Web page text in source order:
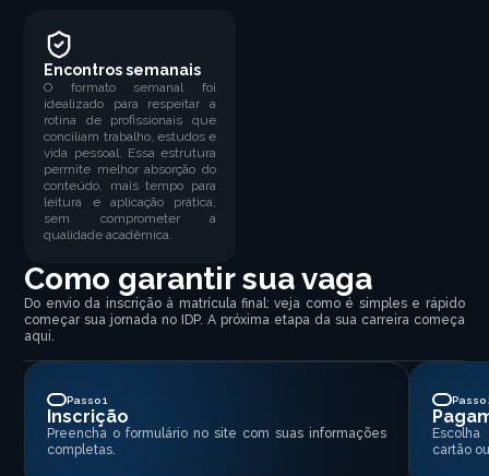
Encontros semanais
O formato semanal foi
idealizado para respeitar a
rotina de profissionais que
conciliam trabalho, estudos e
vida pessoal. Essa estrutura
permite melhor absorção do
conteúdo, mais tempo para
leitura e aplicação prática,
sem comprometer a
qualidade acadêmica.
Como garantir sua vaga
Do envio da inscrição à matrícula final: veja como é simples e rápido
começar sua jornada no IDP. A próxima etapa da sua carreira começa
aqui.
Passo 1
Inscrição
Preencha o formulário no site com suas informações
completas.
Passo
cartão